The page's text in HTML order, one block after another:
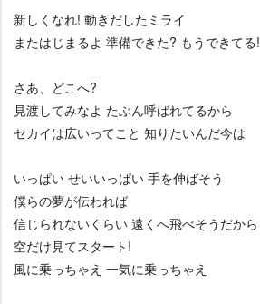
新しくなれ! 動きだしたミライ
またはじまるよ 準備できた? もうできてる!
さあ、どこへ?
見渡してみなよ たぶん呼ばれてるから
セカイは広いってこと 知りたいんだ今は
いっぱい せいいっぱい 手を伸ばそう
僕らの夢が伝われば
信じられないくらい 遠くへ飛べそうだから
空だけ見てスタート!
風に乗っちゃえ 一気に乗っちゃえ